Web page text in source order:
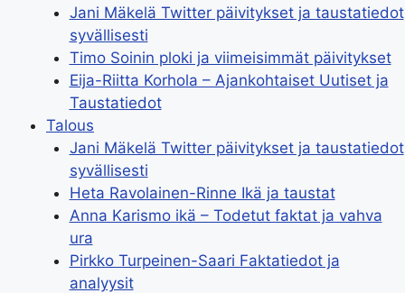
Jani Mäkelä Twitter päivitykset ja taustatiedot
syvällisesti
Timo Soinin ploki ja viimeisimmät päivitykset
Eija-Riitta Korhola – Ajankohtaiset Uutiset ja
Taustatiedot
Talous
Jani Mäkelä Twitter päivitykset ja taustatiedot
syvällisesti
Heta Ravolainen-Rinne Ikä ja taustat
Anna Karismo ikä – Todetut faktat ja vahva
ura
Pirkko Turpeinen-Saari Faktatiedot ja
analyysit